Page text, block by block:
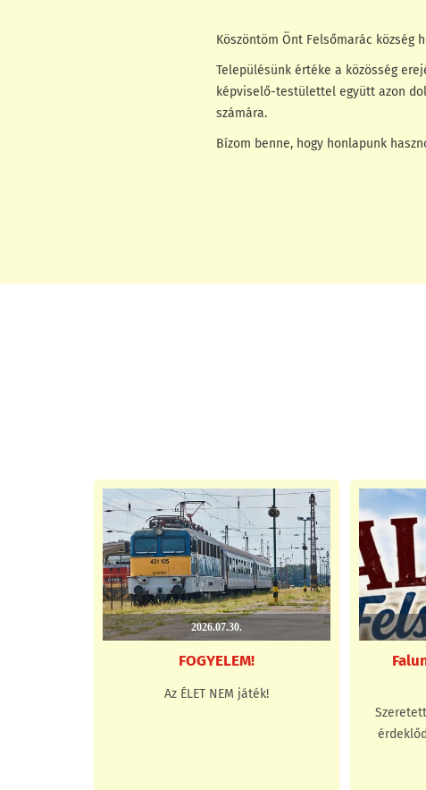
Köszöntöm Önt Felsőmarác község
Településünk értéke a közösség
képviselő-testülettel együtt azon
számára.
Bízom benne, hogy honlapunk
Tóth
2026.07.30.
FOGYELEM!
Az ÉLET NEM játék!